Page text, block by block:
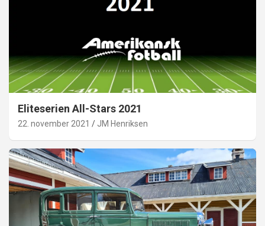
Eliteserien All-Stars 2021
22. november 2021 JM Henriksen